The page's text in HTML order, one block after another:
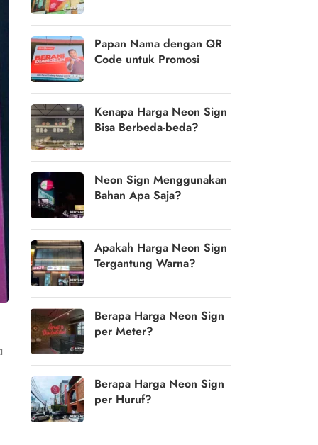
Papan Nama dengan QR
Code untuk Promosi
Kenapa Harga Neon Sign
Bisa Berbeda-beda?
Neon Sign Menggunakan
Bahan Apa Saja?
Apakah Harga Neon Sign
Tergantung Warna?
Berapa Harga Neon Sign
per Meter?
Berapa Harga Neon Sign
per Huruf?